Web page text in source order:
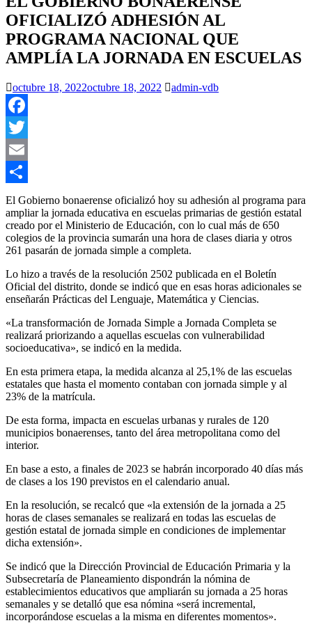
OFICIALIZÓ ADHESIÓN AL
PROGRAMA NACIONAL QUE
AMPLÍA LA JORNADA EN ESCUELAS
octubre 18, 2022octubre 18, 2022 admin-vdb
Facebook
Twitter
Email
Compartir
El Gobierno bonaerense oficializó hoy su adhesión al programa para
ampliar la jornada educativa en escuelas primarias de gestión estatal
creado por el Ministerio de Educación, con lo cual más de 650
colegios de la provincia sumarán una hora de clases diaria y otros
261 pasarán de jornada simple a completa.
Lo hizo a través de la resolución 2502 publicada en el Boletín
Oficial del distrito, donde se indicó que en esas horas adicionales se
enseñarán Prácticas del Lenguaje, Matemática y Ciencias.
«La transformación de Jornada Simple a Jornada Completa se
realizará priorizando a aquellas escuelas con vulnerabilidad
socioeducativa», se indicó en la medida.
En esta primera etapa, la medida alcanza al 25,1% de las escuelas
estatales que hasta el momento contaban con jornada simple y al
23% de la matrícula.
De esta forma, impacta en escuelas urbanas y rurales de 120
municipios bonaerenses, tanto del área metropolitana como del
interior.
En base a esto, a finales de 2023 se habrán incorporado 40 días más
de clases a los 190 previstos en el calendario anual.
En la resolución, se recalcó que «la extensión de la jornada a 25
horas de clases semanales se realizará en todas las escuelas de
gestión estatal de jornada simple en condiciones de implementar
dicha extensión».
Se indicó que la Dirección Provincial de Educación Primaria y la
Subsecretaría de Planeamiento dispondrán la nómina de
establecimientos educativos que ampliarán su jornada a 25 horas
semanales y se detalló que esa nómina «será incremental,
incorporándose escuelas a la misma en diferentes momentos».